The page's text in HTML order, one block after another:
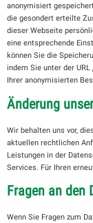
anonymisiert
die gesondert erteilte
dieser Webseite
eine entsprechende
können Sie die
indem Sie unter der URL
Ihrer anonymisierten
Änderung
Wir behalten uns vor,
aktuellen rechtlichen
Leistungen in der
Services. Für Ihren
Fragen an den
Wenn Sie Fragen zum